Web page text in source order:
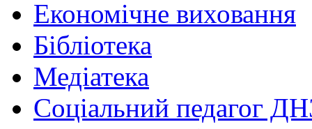
Економічне виховання
Бібліотека
Медіатека
Соціальний педагог